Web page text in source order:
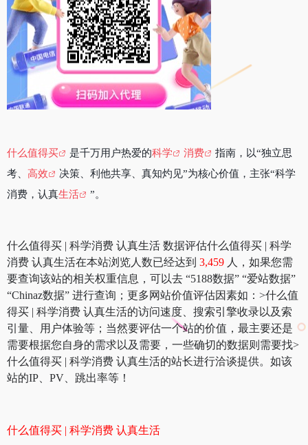
什么值得买 是千万用户热爱的科学 消费
指南，以“独立思
考、 高效
决策、利他共享、真知灼见”为核心价值，主张“科学
消费，认真生活 ”。
什么值得买 | 科学消费 认真生活 数据评估什么值得买 | 科学
消费 认真生活在本站浏览人数已经达到 3,459 人，如果您需
要查询该站的相关权重信息，可以去 “5188数据” “爱站数据”
“Chinaz数据” 进行查询；更多网站价值评估因素如：>什么值
得买 | 科学消费 认真生活的访问速度、搜索引擎收录以及索
引量、用户体验等；当然要评估一个站的价值，最主要还是
需要根据您自身的需求以及需要，一些确切的数据则需要找>
什么值得买 | 科学消费 认真生活的站长进行洽谈提供。如该
站的IP、PV、跳出率等！
什么值得买 | 科学消费 认真生活